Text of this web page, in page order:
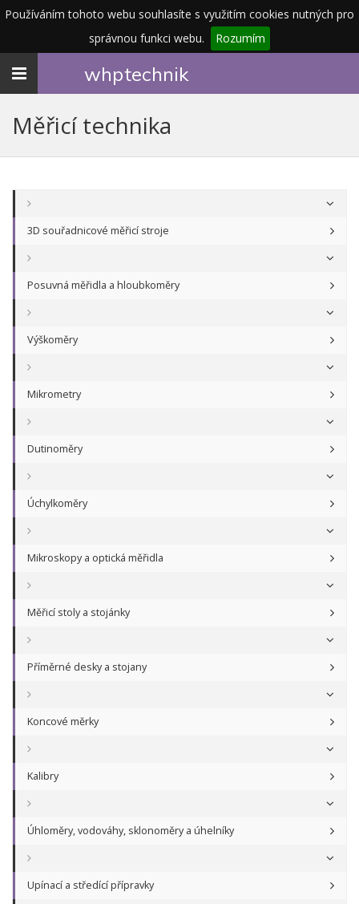
Používáním tohoto webu souhlasíte s využitím cookies nutných pro
správnou funkci webu.
Rozumím
Toggle
whptechnik
Měřicí technika
3D souřadnicové měřicí stroje
Posuvná měřidla a hloubkoměry
Výškoměry
Mikrometry
Dutinoměry
Úchylkoměry
Mikroskopy a optická měřidla
Měřicí stoly a stojánky
Příměrné desky a stojany
Koncové měrky
Kalibry
Úhloměry, vodováhy, sklonoměry a úhelníky
Upínací a středící přípravky